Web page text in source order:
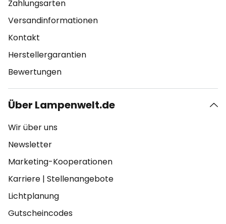
Zahlungsarten
Versandinformationen
Kontakt
Herstellergarantien
Bewertungen
Über Lampenwelt.de
Wir über uns
Newsletter
Marketing-Kooperationen
Karriere | Stellenangebote
Lichtplanung
Gutscheincodes